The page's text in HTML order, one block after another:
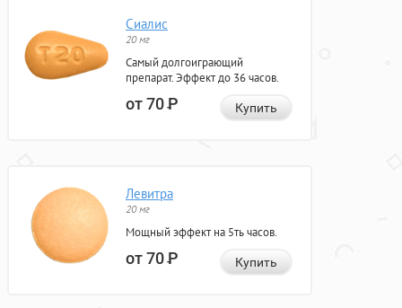
Сиалис
20 мг
Самый долгоиграющий
препарат. Эффект до 36 часов.
от 70Р Купить
Левитра
20 мг
Мощный эффект на 5ть часов.
от 70Р Купить